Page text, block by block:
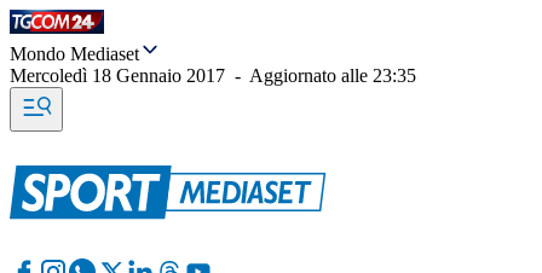
Mondo Mediaset
Mercoledì 18 Gennaio 2017 - Aggiornato alle 23:35